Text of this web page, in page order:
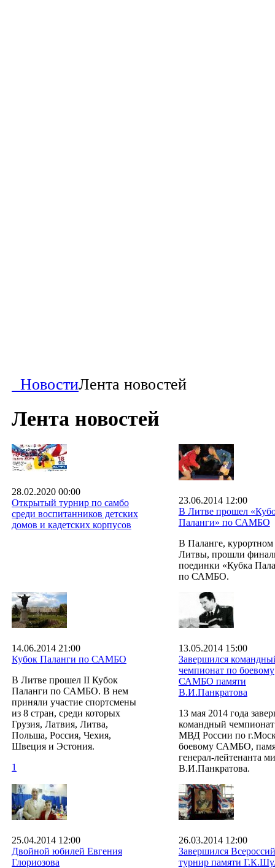
НовостиЛента новостей
Лента новостей
28.02.2020 00:00
Открытый турнир по самбо
среди воспитанников детских
домов и кадетских корпусов
23.06.2014 12:00
В Литве прошел
Паланги» по САМБО
В Паланге, курортном
Литвы, прошли
поединки «Кубка
по САМБО.
14.06.2014 21:00
Кубок Паланги по САМБО
В Литве прошел II Кубок
Паланги по САМБО. В нем
приняли участие спортсмены
из 8 стран, среди которых
Грузия, Латвия, Литва,
Польша, Россия, Чехия,
Швеция и Эстония.
1
13.05.2014 15:00
Завершился
чемпионат по боевому
САМБО памяти
В.И.Панкратова
13 мая 2014 года
командный
МВД России по
боевому САМБО,
генерал-лейтенанта
В.И.Панкратова.
25.04.2014 12:00
Двойной юбилей Евгения
Глориозова
26.03.2014 12:00
Завершился
турнир памяти